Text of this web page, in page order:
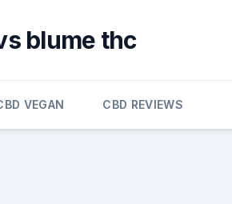
blume thc
VEGAN CBD REVIEWS